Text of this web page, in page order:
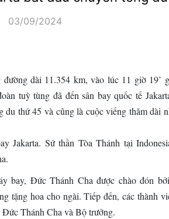
03/09/2024
dài 11.354 km, vào lúc 11 giờ 19’
tuỳ tùng đã đến sân bay quốc tế
thứ 45 và cũng là cuộc viếng thăm dài
Jakarta. Sứ thần Tòa Thánh tại
bay, Đức Thánh Cha được chào đón
tặng hoa cho ngài. Tiếp đến, các thành
Thánh Cha và Bộ trưởng.